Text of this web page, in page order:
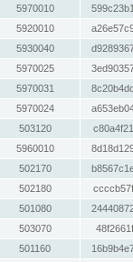
5970010
5920010
5930040
5970025
5970031
5970024
503120
5960010
502170
502180
501080
503070
501160